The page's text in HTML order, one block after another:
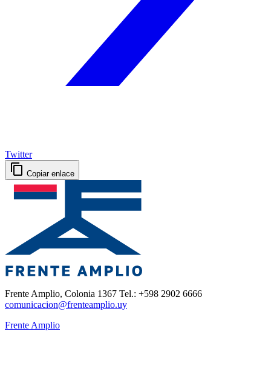
Twitter
Copiar enlace
Frente Amplio, Colonia 1367 Tel.: +598 2902 6666
comunicacion@frenteamplio.uy
Frente Amplio